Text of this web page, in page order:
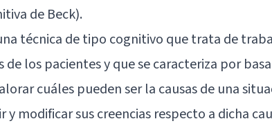
de Beck).
técnica de tipo cognitivo que trata de
de los pacientes y que se caracteriza por
cuáles pueden ser la causas de una
y modificar sus creencias respecto a dicha